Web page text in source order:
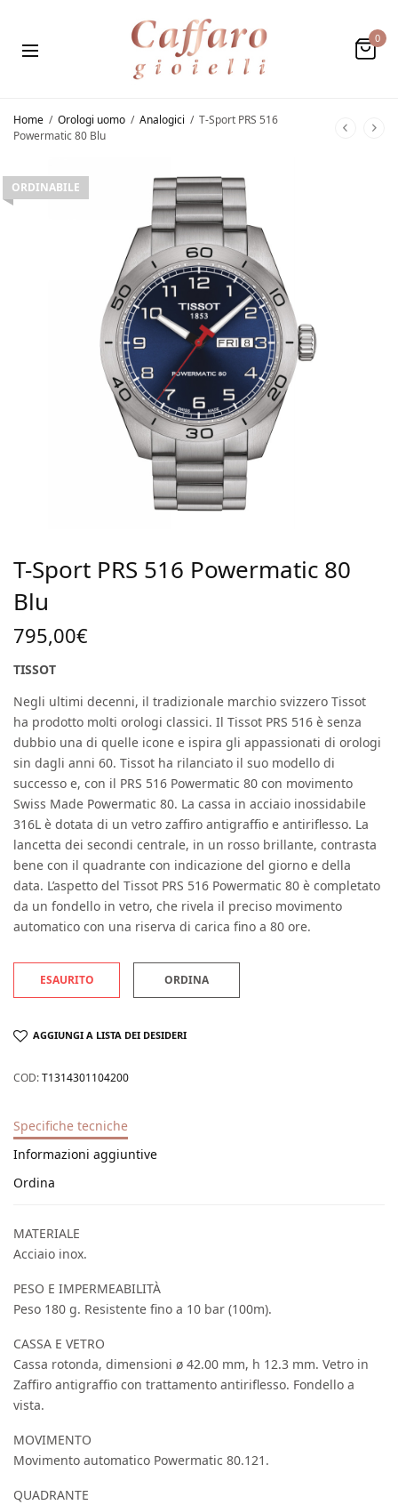
0
Home / Orologi uomo / Analogici / T-Sport PRS 516
Powermatic 80 Blu
ORDINABILE
T-Sport PRS 516 Powermatic 80
Blu
795,00€
TISSOT
Negli ultimi decenni, il tradizionale marchio svizzero Tissot
ha prodotto molti orologi classici. Il Tissot PRS 516 è senza
dubbio una di quelle icone e ispira gli appassionati di orologi
sin dagli anni 60. Tissot ha rilanciato il suo modello di
successo e, con il PRS 516 Powermatic 80 con movimento
Swiss Made Powermatic 80. La cassa in acciaio inossidabile
316L è dotata di un vetro zaffiro antigraffio e antiriflesso. La
lancetta dei secondi centrale, in un rosso brillante, contrasta
bene con il quadrante con indicazione del giorno e della
data. L’aspetto del Tissot PRS 516 Powermatic 80 è completato
da un fondello in vetro, che rivela il preciso movimento
automatico con una riserva di carica fino a 80 ore.
ESAURITO ORDINA
AGGIUNGI A LISTA DEI DESIDERI
COD:T1314301104200
Specifiche tecniche
Informazioni aggiuntive
Ordina
MATERIALE
Acciaio inox.
PESO E IMPERMEABILITÀ
Peso 180 g. Resistente fino a 10 bar (100m).
CASSA E VETRO
Cassa rotonda, dimensioni ø 42.00 mm, h 12.3 mm. Vetro in
Zaffiro antigraffio con trattamento antiriflesso. Fondello a
vista.
MOVIMENTO
Movimento automatico Powermatic 80.121.
QUADRANTE